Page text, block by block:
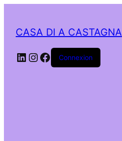
CASA DI A CASTAGNA
LinkedIn
Instagram
Facebook
Connexion